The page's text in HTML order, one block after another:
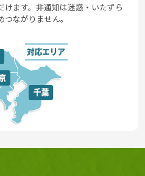
けます。非通知は迷惑・いたずら
ながりません。